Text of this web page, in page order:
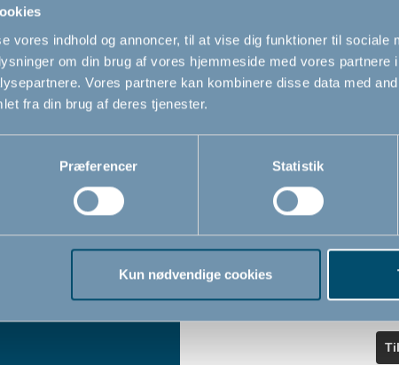
vores indhold og annoncer, til at vise dig funktioner til sociale
om din brug af vores hjemmeside med vores partnere
Vores partnere kan kombinere disse data med
fra din brug af deres tjenester.
Præferencer Statistik
Kun nødvendige cookies
Navn
Email
Jeg accepterer at modtage
Ved at tilmelde dig vores